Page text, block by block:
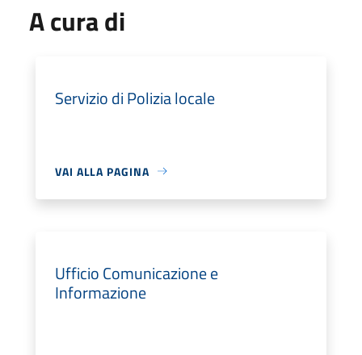
A cura di
Servizio di Polizia locale
VAI ALLA PAGINA
Ufficio Comunicazione e
Informazione